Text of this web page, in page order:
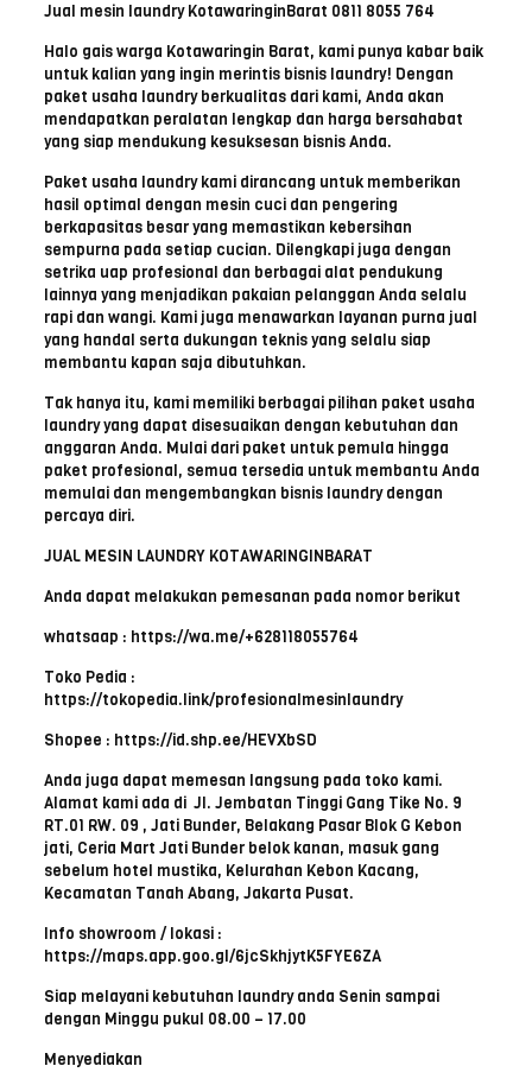
Jual mesin laundry KotawaringinBarat 0811 8055 764
Halo gais warga Kotawaringin Barat, kami punya kabar baik
untuk kalian yang ingin merintis bisnis laundry! Dengan
paket usaha laundry berkualitas dari kami, Anda akan
mendapatkan peralatan lengkap dan harga bersahabat
yang siap mendukung kesuksesan bisnis Anda.
Paket usaha laundry kami dirancang untuk memberikan
hasil optimal dengan mesin cuci dan pengering
berkapasitas besar yang memastikan kebersihan
sempurna pada setiap cucian. Dilengkapi juga dengan
setrika uap profesional dan berbagai alat pendukung
lainnya yang menjadikan pakaian pelanggan Anda selalu
rapi dan wangi. Kami juga menawarkan layanan purna jual
yang handal serta dukungan teknis yang selalu siap
membantu kapan saja dibutuhkan.
Tak hanya itu, kami memiliki berbagai pilihan paket usaha
laundry yang dapat disesuaikan dengan kebutuhan dan
anggaran Anda. Mulai dari paket untuk pemula hingga
paket profesional, semua tersedia untuk membantu Anda
memulai dan mengembangkan bisnis laundry dengan
percaya diri.
JUAL MESIN LAUNDRY KOTAWARINGINBARAT
Anda dapat melakukan pemesanan pada nomor berikut
whatsaap : https://wa.me/+628118055764
Toko Pedia :
https://tokopedia.link/profesionalmesinlaundry
Shopee : https://id.shp.ee/HEVXbSD
Anda juga dapat memesan langsung pada toko kami.
Alamat kami ada di Jl. Jembatan Tinggi Gang Tike No. 9
RT.01 RW. 09 , Jati Bunder, Belakang Pasar Blok G Kebon
jati, Ceria Mart Jati Bunder belok kanan, masuk gang
sebelum hotel mustika, Kelurahan Kebon Kacang,
Kecamatan Tanah Abang, Jakarta Pusat.
Info showroom / lokasi :
https://maps.app.goo.gl/6jcSkhjytK5FYE6ZA
Siap melayani kebutuhan laundry anda Senin sampai
dengan Minggu pukul 08.00 – 17.00
Menyediakan